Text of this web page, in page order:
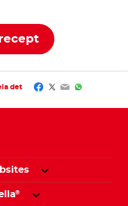
det Facebook
Twitter
EmailWhatsApp
®